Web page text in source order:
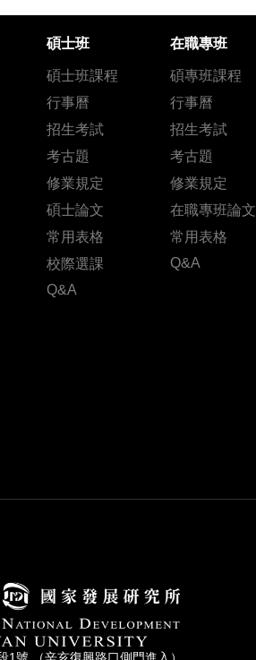
碩士班
碩士班課程
行事曆
招生考試
考古題
修業規定
碩士論文
常用表格
校際選課
Q&A
在職專班
碩專班課程
行事曆
招生考試
考古題
修業規定
在職專班論文
常用表格
Q&A